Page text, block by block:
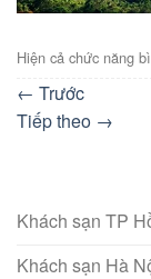
Hiện cả chức năng
← Trước
Tiếp theo →
Khách sạn TP
Khách sạn Hà